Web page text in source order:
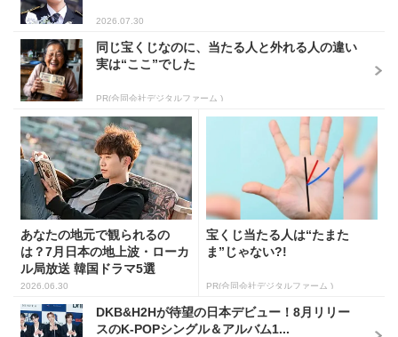
2026.07.30
同じ宝くじなのに、当たる人と外れる人の違い
実は“ここ”でした
PR(合同会社デジタルファーム )
あなたの地元で観られるの
は？7月日本の地上波・ローカ
ル局放送 韓国ドラマ5選
2026.06.30
宝くじ当たる人は“たまた
ま”じゃない?!
PR(合同会社デジタルファーム )
DKB&H2Hが待望の日本デビュー！8月リリー
スのK-POPシングル＆アルバム1...